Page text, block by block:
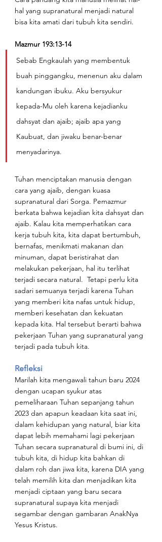
hal yang supranatural menjadi natural
bisa kita amati dari tubuh kita sendiri.
Mazmur 193:13-14
Sebab Engkaulah yang membentuk
buah pinggangku, menenun aku dalam
kandungan ibuku. Aku bersyukur
kepada-Mu oleh karena kejadianku
dahsyat dan ajaib; ajaib apa yang
Kaubuat, dan jiwaku benar-benar
menyadarinya.
Tuhan menciptakan manusia dengan
cara yang ajaib, dengan kuasa
supranatural dari Sorga. Pemazmur
berkata bahwa kejadian kita dahsyat dan
ajaib. Kalau kita memperhatikan cara
kerja tubuh kita, kita dapat bertumbuh,
bernafas, menikmati makanan dan
minuman, dapat beristirahat dan
melakukan pekerjaan, hal itu terlihat
terjadi secara natural.  Tetapi perlu kita
sadari semuanya terjadi karena Tuhan
yang memberi kita nafas untuk hidup,
memberi kesehatan dan kekuatan
kepada kita. Hal tersebut berarti bahwa
pekerjaan Tuhan yang supranatural yang
terjadi pada tubuh kita.
Refleksi
Marilah kita mengawali tahun baru 2024
dengan ucapan syukur atas
pemeliharaan Tuhan sepanjang tahun
2023 dan apapun keadaan kita saat ini,
dalam kehidupan yang natural, biar kita
dapat lebih memahami lagi pekerjaan
Tuhan secara supranatural di bumi ini, di
tubuh kita, di hidup kita bahkan di
dalam roh dan jiwa kita, karena DIA yang
telah memilih kita dan menjadikan kita
menjadi ciptaan yang baru secara
supranatural supaya kita menjadi
segambar dengan gambaran AnakNya
Yesus Kristus.